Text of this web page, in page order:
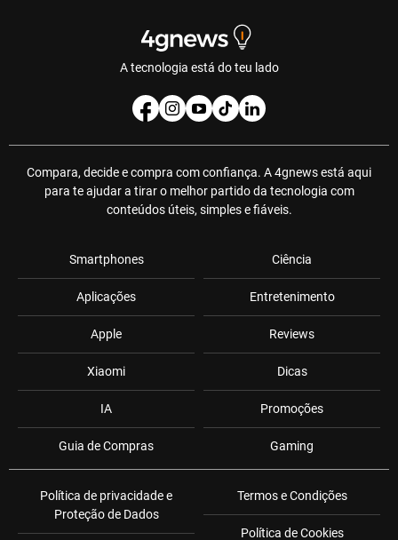
A tecnologia está do teu lado
Compara, decide e compra com confiança. A 4gnews está aqui
para te ajudar a tirar o melhor partido da tecnologia com
conteúdos úteis, simples e fiáveis.
Smartphones
Aplicações
Apple
Xiaomi
IA
Guia de Compras
Ciência
Entretenimento
Reviews
Dicas
Promoções
Gaming
Política de privacidade e
Proteção de Dados
Termos e Condições
Política de Cookies